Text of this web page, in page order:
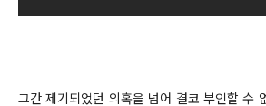
그간 제기되었던 의혹을 넘어 결코 부인할 수